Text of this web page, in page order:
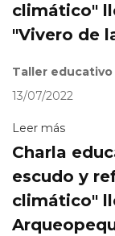
climático"
"Vivero de
Taller educativo
13/07/2022
Leer más
Charla
escudo y
climático"